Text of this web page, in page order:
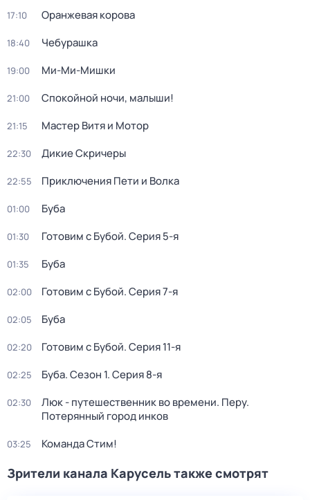
17:10 Оранжевая корова
18:40 Чебурашка
19:00 Ми-Ми-Мишки
21:00 Спокойной ночи, малыши!
21:15 Мастер Витя и Мотор
22:30 Дикие Скричеры
22:55 Приключения Пети и Волка
01:00 Буба
01:30 Готовим с Бубой. Серия 5-я
01:35 Буба
02:00 Готовим с Бубой. Серия 7-я
02:05 Буба
02:20 Готовим с Бубой. Серия 11-я
02:25 Буба. Сезон 1. Серия 8-я
02:30
Люк - путешественник во времени. Перу.
Потерянный город инков
03:25 Команда Стим!
Зрители канала Карусель также смотрят